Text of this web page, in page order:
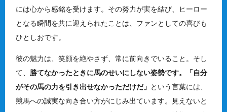
には心から感銘を受けます。その努力が実を結び、ヒーロー
となる瞬間を共に迎えられたことは、ファンとしての喜びも
ひとしおです。
彼の魅力は、笑顔を絶やさず、常に前向きでいること。そし
て、 勝てなかったときに馬のせいにしない姿勢です。「自分
がその馬の力を引き出せなかっただけだ」 という言葉には、
競馬への誠実な向き合い方がにじみ出ています。見えないと